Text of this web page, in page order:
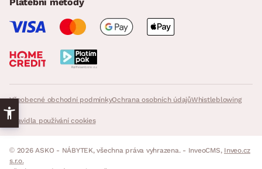
Všeobecné obchodní podmínkyOchrana osobních údajůWhistleblowing
Pravidla používání cookies
© 2026 ASKO - NÁBYTEK, všechna práva vyhrazena. - InveoCMS, Inveo.cz
s.r.o.